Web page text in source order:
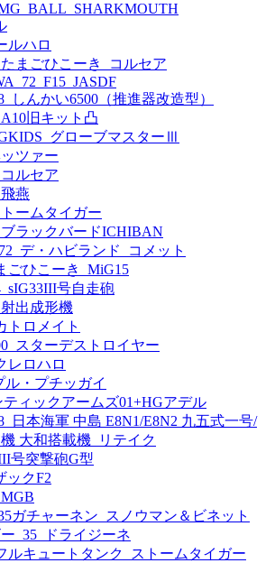
ルハロ
まごひこーき_コルセア
しんかい6500（推進器改造型）
旧キット凸
グローブマスターⅢ
ツァー
ルセア
燕
ームタイガー
ラックバードICHIBAN
デ・ハビランド_コメット
ごひこーき_MiG15
号自走砲
出成形機
トロメイト
スターデストロイヤー
レロハロ
ル・プチッガイ
ティックアームズ01+HGアデル
日本海軍 中島 E8N1/E8N2 九五式一号/
大和搭載機_リテイク
号突撃砲G型
ックF2
ガチャーネン_スノウマン＆ビネット
_35_ドライジーネ
ルキュートタンク_ストームタイガー